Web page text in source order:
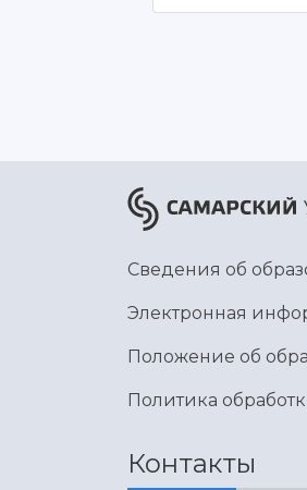
Сведения об
Электронная
Положение об
Политика
Контакты